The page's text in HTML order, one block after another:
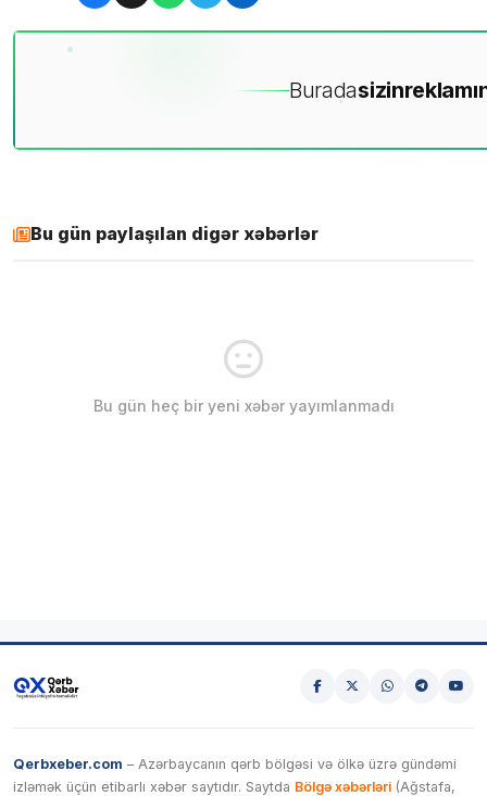
Buradasizin
Bu gün paylaşılan digər xəbərlər
Bu gün heç bir yeni xəbər yayımlanmadı
Qerbxeber.com – Azərbaycanın qərb bölgəsi və ölkə üzrə gündəmi
izləmək üçün etibarlı xəbər saytıdır. Saytda Bölgə xəbərləri (Ağstafa,